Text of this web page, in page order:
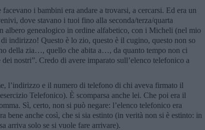
i bambini era andare a trovarsi, a cercarsi. Ed era un
dove stavano i tuoi fino alla seconda/terza/quarta
albero genealogico in ordine alfabetico, con i Micheli (nel mio
indirizzo! Questo è lo zio, questo è il cugino, questo non so
della zia…, quello che abita a…, da quanto tempo non ci
nostri”. Credo di avere imparato sull’elenco telefonico a
l’indirizzo e il numero di telefono di chi aveva firmato il
Telefonico). È scomparsa anche lei. Che poi era il
Sì, certo, non si può negare: l’elenco telefonico era
bene anche così, che si sia estinto (in verità non si è estinto: in
arriva solo se si vuole fare arrivare).